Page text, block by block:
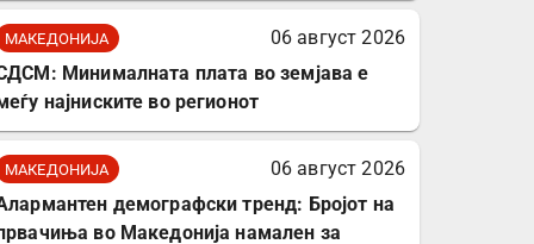
МАКЕДОНИЈА
06 август 2026
Минималната плата во земјава е
најниските во регионот
МАКЕДОНИЈА
06 август 2026
демографски тренд: Бројот на
во Македонија намален за